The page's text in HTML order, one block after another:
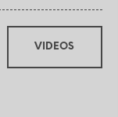
VIDEOS